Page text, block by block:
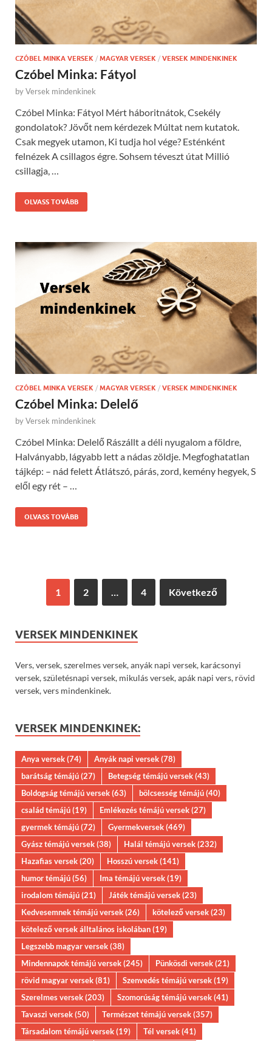
CZÓBEL MINKA VERSEK / MAGYAR VERSEK / VERSEK MINDENKINEK
Czóbel Minka: Fátyol
byVersek mindenkinek
Czóbel Minka: Fátyol Mért háboritnátok, Csekély
gondolatok? Jövőt nem kérdezek Múltat nem kutatok.
Csak megyek utamon, Ki tudja hol vége? Esténként
felnézek A csillagos égre. Sohsem téveszt útat Millió
csillagja, …
OLVASS TOVÁBB
CZÓBEL MINKA VERSEK / MAGYAR VERSEK / VERSEK MINDENKINEK
Czóbel Minka: Delelő
byVersek mindenkinek
Czóbel Minka: Delelő Rászállt a déli nyugalom a földre,
Halványabb, lágyabb lett a nádas zöldje. Megfoghatatlan
tájkép: – nád felett Átlátszó, párás, zord, kemény hegyek, S
elől egy rét – …
OLVASS TOVÁBB
1 2 4 Következő
VERSEK MINDENKINEK
Vers, versek, szerelmes versek, anyák napi versek, karácsonyi
versek, születésnapi versek, mikulás versek, apák napi vers, rövid
versek, vers mindenkinek.
VERSEK MINDENKINEK:
Anya versek(74) Anyák napi versek(78)
barátság témájú(27) Betegség témájú versek(43)
Boldogság témájú versek(63) bölcsesség témájú(40)
család témájú(19) Emlékezés témájú versek(27)
gyermek témájú(72) Gyermekversek(469)
Gyász témájú versek(38) Halál témájú versek(232)
Hazafias versek(20) Hosszú versek(141)
humor témájú(56) Ima témájú versek(19)
irodalom témájú(21) Játék témájú versek(23)
Kedvesemnek témájú versek(26) kötelező versek(23)
kötelező versek álltalános iskolában(19)
Legszebb magyar versek(38)
Mindennapok témájú versek(245) Pünkösdi versek(21)
rövid magyar versek(81) Szenvedés témájú versek(19)
Szerelmes versek(203) Szomorúság témájú versek(41)
Tavaszi versek(50) Természet témájú versek(357)
Társadalom témájú versek(19) Tél versek(41)